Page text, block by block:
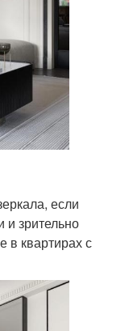
если
и зрительно
в квартирах с